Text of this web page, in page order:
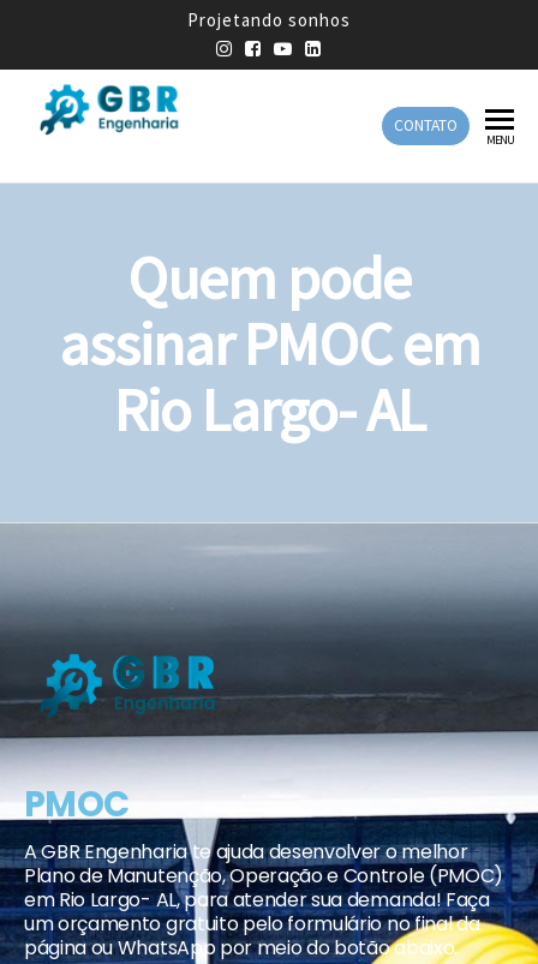
Projetando sonhos
Engenharia
Engenharia
CONTATO
MENU
Quem pode
assinar PMOC em
Rio Largo- AL
PMOC
A GBR Engenharia te ajuda desenvolver o melhor
Plano de Manutenção, Operação e Controle (PMOC)
em Rio Largo- AL, para atender sua demanda! Faça
um orçamento gratuito pelo formulário no final da
página ou WhatsApp por meio do botão abaixo.